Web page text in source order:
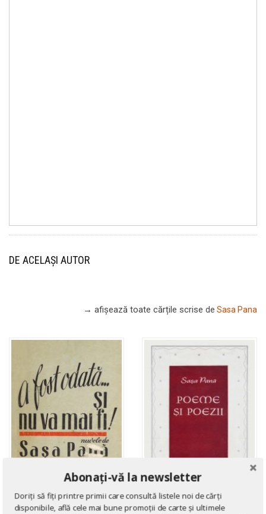
DE ACELAȘI AUTOR
→ afișează toate cărțile scrise de Sasa Pana
Abonați-vă la newsletter
Doriți să fiți printre primii care consultă listele noi de cărți
disponibile, află cele mai bune promoții de carte și ultimele